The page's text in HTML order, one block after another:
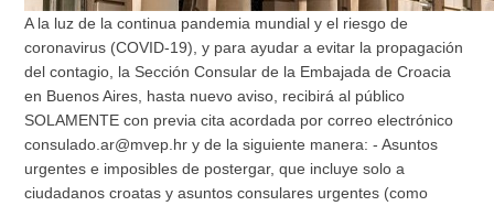
A la luz de la continua pandemia mundial y el riesgo de
coronavirus (COVID-19), y para ayudar a evitar la propagación
del contagio, la Sección Consular de la Embajada de Croacia
en Buenos Aires, hasta nuevo aviso, recibirá al público
SOLAMENTE con previa cita acordada por correo electrónico
consulado.ar@mvep.hr y de la siguiente manera: - Asuntos
urgentes e imposibles de postergar, que incluye solo a
ciudadanos croatas y asuntos consulares urgentes (como